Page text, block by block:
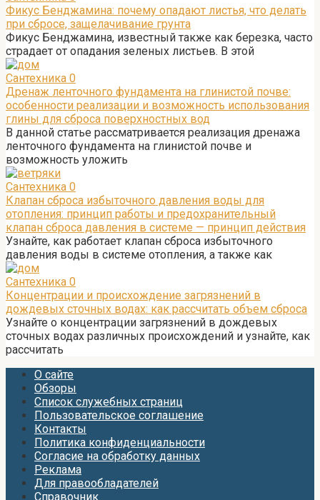
Фикус Бенджамина: почему опадают листья, что делать
при сбросе, защелачивание грунта
Фикус Бенджамина, известный также как березка, часто
страдает от опадания зеленых листьев. В этой
Сантехника 0
Дренаж ленточного фундамента на глинистой почве:
особенности реализации и возможность использования
глины для сброса поверхностных вод
В данной статье рассматривается реализация дренажа
ленточного фундамента на глинистой почве и
возможность уложить
Сантехника 0
Клапан сброса избыточного давления воды для
отопления: принцип работы и предохранительный
клапан сброса давления в системе — принцип действия
Узнайте, как работает клапан сброса избыточного
давления воды в системе отопления, а также как
Сантехника 0
Концентрации и происхождение загрязнений в
дождевых сточных водах: как рассчитать объем сброса
Узнайте о концентрации загрязнений в дождевых
сточных водах различных происхождений и узнайте, как
рассчитать
О сайте
Обзоры
Список служебных страниц
Пользовательское соглашение
Контакты
Политика конфиденциальности
Согласие на обработку данных
Реклама
Для правообладателей
Справочник